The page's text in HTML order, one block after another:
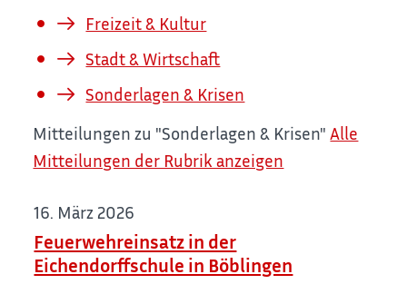
Freizeit & Kultur
Stadt & Wirtschaft
Sonderlagen & Krisen
Mitteilungen zu "Sonderlagen & Krisen"Alle
Mitteilungen der Rubrik anzeigen
16. März 2026
Feuerwehreinsatz in der
Eichendorffschule in Böblingen